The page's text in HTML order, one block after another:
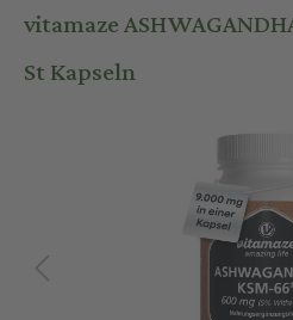
vitamaze
St Kapseln